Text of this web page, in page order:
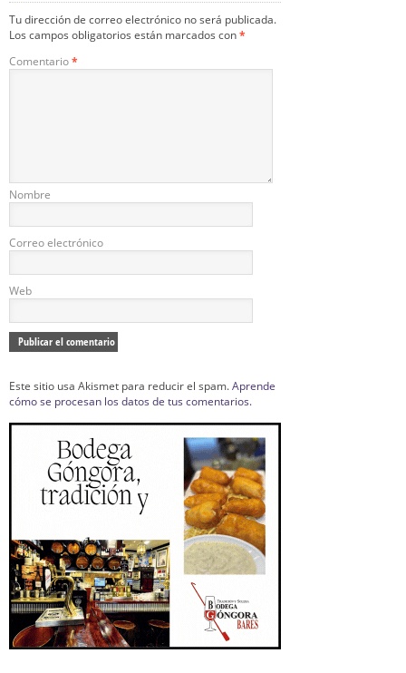
Tu dirección de correo electrónico no será publicada.
Los campos obligatorios están marcados con*
Comentario*
Nombre
Correo electrónico
Web
Este sitio usa Akismet para reducir el spam.Aprende
cómo se procesan los datos de tus comentarios.